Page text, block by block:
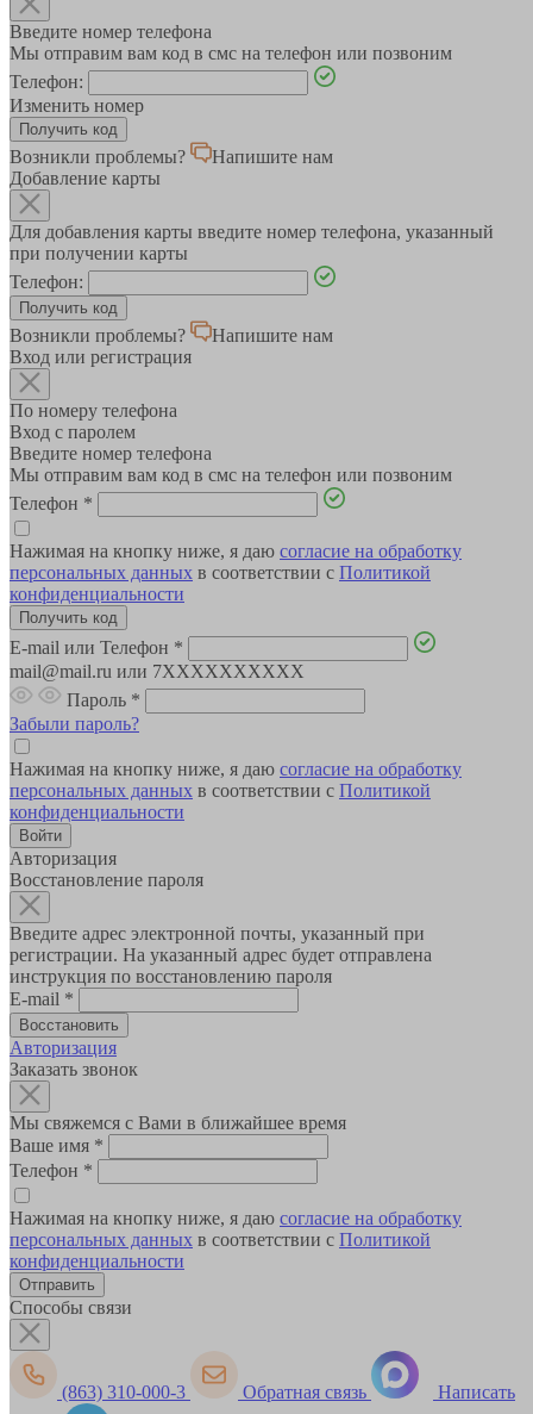
Введите номер телефона
Мы отправим вам код в смс на телефон или позвоним
Телефон:
Изменить номер
Возникли проблемы?
Напишите нам
Добавление карты
Для добавления карты введите номер телефона, указанный
при получении карты
Телефон:
Возникли проблемы?
Напишите нам
Вход или регистрация
По номеру телефона
Вход с паролем
Введите номер телефона
Мы отправим вам код в смс на телефон или позвоним
Телефон *
Нажимая на кнопку ниже, я даю согласие на обработку
персональных данных в соответствии с Политикой
конфиденциальности
E-mail или Телефон *
mail@mail.ru или 7XXXXXXXXXX
Пароль *
Забыли пароль?
Нажимая на кнопку ниже, я даю согласие на обработку
персональных данных в соответствии с Политикой
конфиденциальности
Авторизация
Восстановление пароля
Введите адрес электронной почты, указанный при
регистрации. На указанный адрес будет отправлена
инструкция по восстановлению пароля
E-mail *
Авторизация
Заказать звонок
Мы свяжемся с Вами в ближайшее время
Ваше имя *
Телефон *
Нажимая на кнопку ниже, я даю согласие на обработку
персональных данных в соответствии с Политикой
конфиденциальности
Способы связи
(863) 310-000-3 Обратная связь Написать